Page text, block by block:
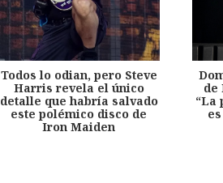
Todos lo odian, pero Steve
Harris revela el único
detalle que habría salvado
este polémico disco de
Iron Maiden
de
“La